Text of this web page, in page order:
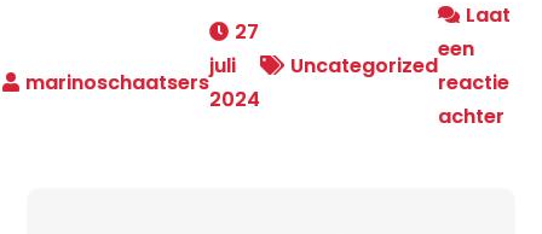
27
juli
2024
Uncategorized
Laat
een
reactie
achter